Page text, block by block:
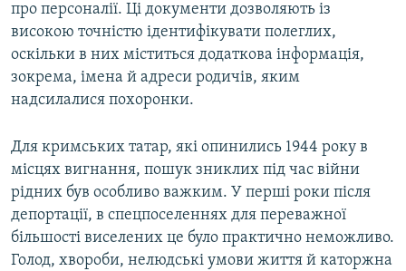
про персоналії. Ці документи дозволяють із
високою точністю ідентифікувати полеглих,
оскільки в них міститься додаткова інформація,
зокрема, імена й адреси родичів, яким
надсилалися похоронки.
Для кримських татар, які опинились 1944 року в
місцях вигнання, пошук зниклих під час війни
рідних був особливо важким. У перші роки після
депортації, в спецпоселеннях для переважної
більшості виселених це було практично неможливо.
Голод, хвороби, нелюдські умови життя й каторжна